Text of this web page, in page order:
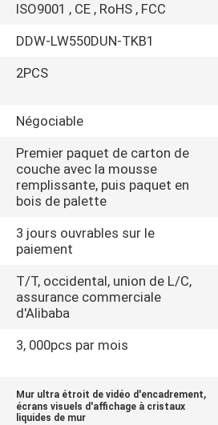
ISO9001 , CE , RoHS , FCC
DDW-LW550DUN-TKB1
2PCS
Négociable
Premier paquet de carton de
couche avec la mousse
remplissante, puis paquet en
bois de palette
3 jours ouvrables sur le
paiement
T/T, occidental, union de L/C,
assurance commerciale
d'Alibaba
3, 000pcs par mois
Mur ultra étroit de vidéo d'encadrement,
écrans visuels d'affichage à cristaux
liquides de mur